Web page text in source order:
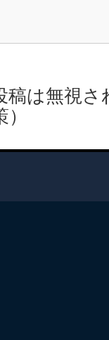
稿は無視